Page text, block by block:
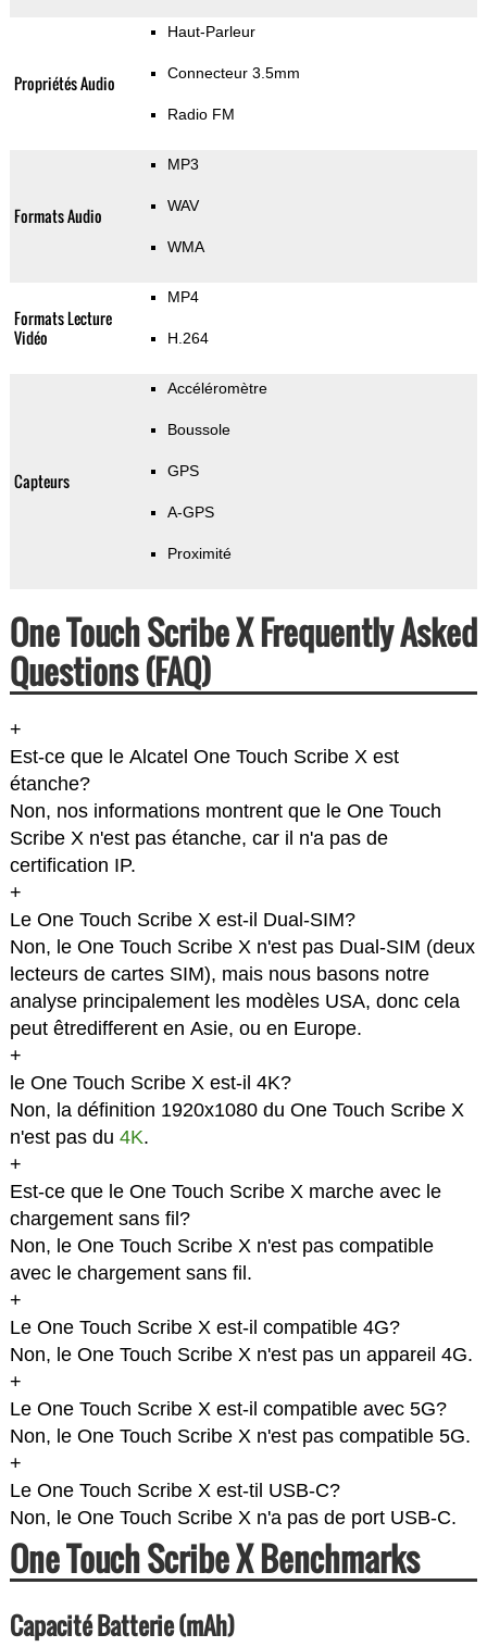
Propriétés Audio
Haut-Parleur
Connecteur 3.5mm
Radio FM
Formats Audio
MP3
WAV
WMA
Formats Lecture
Vidéo
MP4
H.264
Capteurs
Accéléromètre
Boussole
GPS
A-GPS
Proximité
One Touch Scribe X Frequently Asked
Questions (FAQ)
+
Est-ce que le Alcatel One Touch Scribe X est
étanche?
Non, nos informations montrent que le One Touch
Scribe X n'est pas étanche, car il n'a pas de
certification IP.
+
Le One Touch Scribe X est-il Dual-SIM?
Non, le One Touch Scribe X n'est pas Dual-SIM (deux
lecteurs de cartes SIM), mais nous basons notre
analyse principalement les modèles USA, donc cela
peut êtredifferent en Asie, ou en Europe.
+
le One Touch Scribe X est-il 4K?
Non, la définition 1920x1080 du One Touch Scribe X
n'est pas du 4K.
+
Est-ce que le One Touch Scribe X marche avec le
chargement sans fil?
Non, le One Touch Scribe X n'est pas compatible
avec le chargement sans fil.
+
Le One Touch Scribe X est-il compatible 4G?
Non, le One Touch Scribe X n'est pas un appareil 4G.
+
Le One Touch Scribe X est-il compatible avec 5G?
Non, le One Touch Scribe X n'est pas compatible 5G.
+
Le One Touch Scribe X est-til USB-C?
Non, le One Touch Scribe X n'a pas de port USB-C.
One Touch Scribe X Benchmarks
Capacité Batterie (mAh)